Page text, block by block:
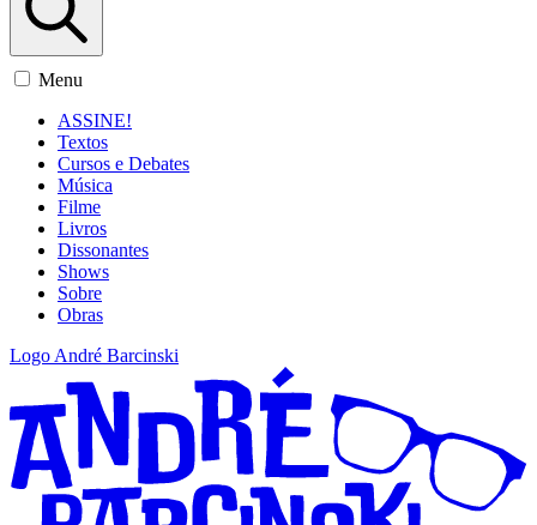
Menu
ASSINE!
Textos
Cursos e Debates
Música
Filme
Livros
Dissonantes
Shows
Sobre
Obras
Logo André Barcinski